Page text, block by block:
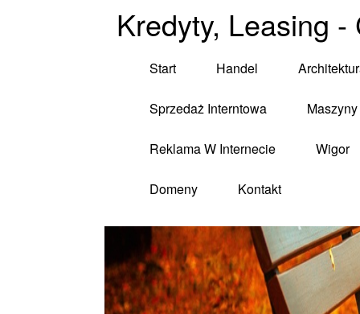
Kredyty, Leasing
Start Handel
Sprzedaż Interntowa
Reklama W Internecie Wigor
Domeny Kontakt